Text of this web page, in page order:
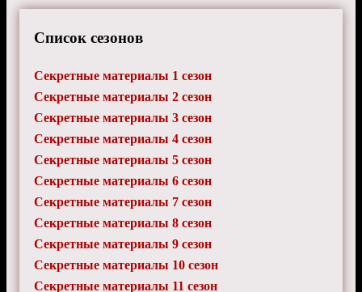
Список сезонов
Секретные материалы 1 сезон
Секретные материалы 2 сезон
Секретные материалы 3 сезон
Секретные материалы 4 сезон
Секретные материалы 5 сезон
Секретные материалы 6 сезон
Секретные материалы 7 сезон
Секретные материалы 8 сезон
Секретные материалы 9 сезон
Секретные материалы 10 сезон
Секретные материалы 11 сезон